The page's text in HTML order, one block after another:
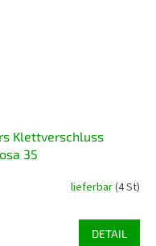
Klettverschluss
35
lieferbar(4 St)
DETAIL